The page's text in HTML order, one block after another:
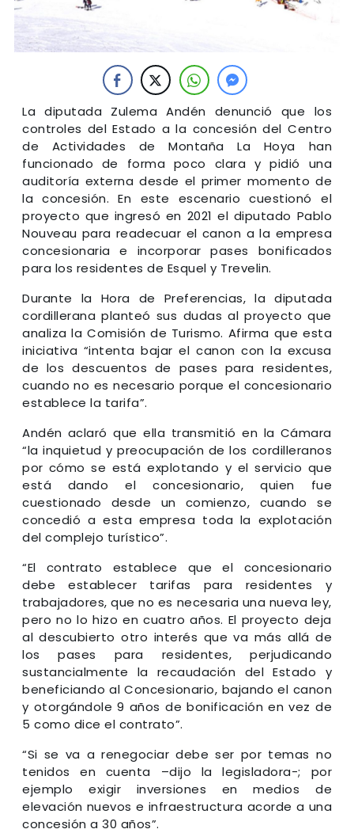
La diputada Zulema Andén denunció que los
controles del Estado a la concesión del Centro
de Actividades de Montaña La Hoya han
funcionado de forma poco clara y pidió una
auditoría externa desde el primer momento de
la concesión. En este escenario cuestionó el
proyecto que ingresó en 2021 el diputado Pablo
Nouveau para readecuar el canon a la empresa
concesionaria e incorporar pases bonificados
para los residentes de Esquel y Trevelin.
Durante la Hora de Preferencias, la diputada
cordillerana planteó sus dudas al proyecto que
analiza la Comisión de Turismo. Afirma que esta
iniciativa “intenta bajar el canon con la excusa
de los descuentos de pases para residentes,
cuando no es necesario porque el concesionario
establece la tarifa”.
Andén aclaró que ella transmitió en la Cámara
“la inquietud y preocupación de los cordilleranos
por cómo se está explotando y el servicio que
está dando el concesionario, quien fue
cuestionado desde un comienzo, cuando se
concedió a esta empresa toda la explotación
del complejo turístico”.
“El contrato establece que el concesionario
debe establecer tarifas para residentes y
trabajadores, que no es necesaria una nueva ley,
pero no lo hizo en cuatro años. El proyecto deja
al descubierto otro interés que va más allá de
los pases para residentes, perjudicando
sustancialmente la recaudación del Estado y
beneficiando al Concesionario, bajando el canon
y otorgándole 9 años de bonificación en vez de
5 como dice el contrato”.
“Si se va a renegociar debe ser por temas no
tenidos en cuenta –dijo la legisladora-; por
ejemplo exigir inversiones en medios de
elevación nuevos e infraestructura acorde a una
concesión a 30 años”.